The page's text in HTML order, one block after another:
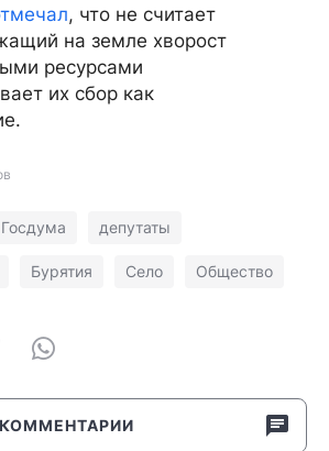
, что не считает
на земле хворост
ресурсами
их сбор как
Госдума депутаты
Бурятия Село Общество
КОММЕНТАРИИ